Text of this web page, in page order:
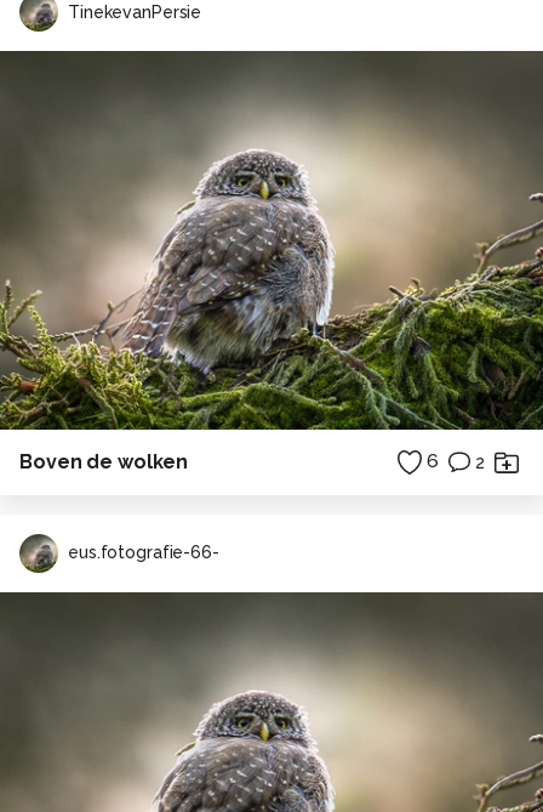
TinekevanPersie
Boven de wolken 6 2
eus.fotografie-66-